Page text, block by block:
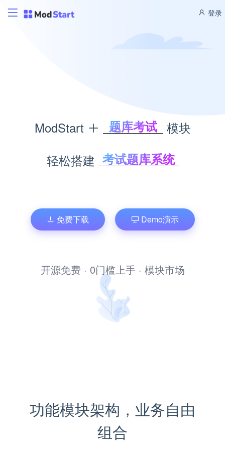
登录
ModStart
题库考试
CMS管理
博客管理
模块
轻松搭建 考试题库系统
企业商城系统
文库管理系统
免费下载 Demo演示
开源免费 · 0门槛上手 · 模块市场
功能模块架构，业务自由
组合